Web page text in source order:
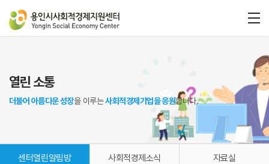
열린 소통
더불어 아름다운 성장을 이루는사회적경제기업을 응원합니다.
센터열린알림방 사회적경제소식 자료실